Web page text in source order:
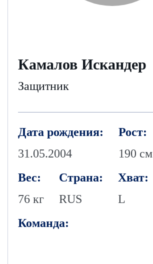
Камалов Искандер
Защитник
Дата рождения:
31.05.2004
Рост:
190 см
Вес:
76 кг
Страна:
RUS
Хват:
L
Команда: